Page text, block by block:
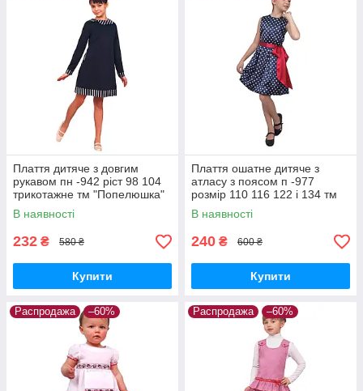
Плаття дитяче з довгим
рукавом пн -942 ріст 98 104
трикотажне тм "Попелюшка"
В наявності
232 ₴ 580 ₴
Купити
Плаття ошатне дитяче з
атласу з поясом п -977
розмір 110 116 122 і 134 тм
"Попелюшка"
В наявності
240 ₴ 600 ₴
Купити
Распродажа –60% Распродажа –60%